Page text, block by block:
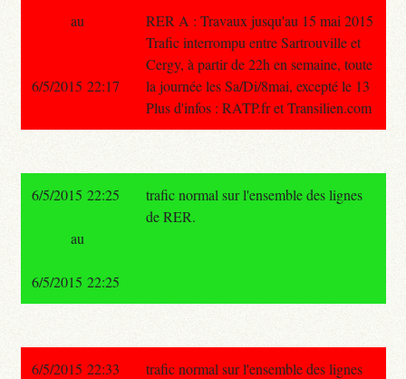
RER A : Travaux jusqu'au 15 mai 2015
Trafic interrompu entre Sartrouville et
Cergy, à partir de 22h en semaine, toute
la journée les Sa/Di/8mai, excepté le 13
Plus d'infos : RATP.fr et Transilien.com
au
6/5/2015 22:17
6/5/2015 22:25
trafic normal sur l'ensemble des lignes
de RER.
au
6/5/2015 22:25
6/5/2015 22:33
trafic normal sur l'ensemble des lignes